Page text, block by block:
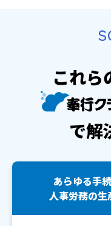
これら
で解
あらゆる手
人事労務の生